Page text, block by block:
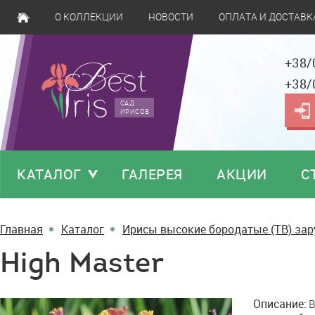
О КОЛЛЕКЦИИ НОВОСТИ ОПЛАТА И
САД
ИРИСОВ
КАТАЛОГ ГАЛЕРЕЯ АКЦИИ
Главная Каталог Ирисы высокие бородатые (TB)
High Master
High
Описание: